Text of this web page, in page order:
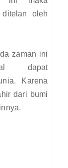
oleh
zaman ini
dapat
Karena
dari bumi